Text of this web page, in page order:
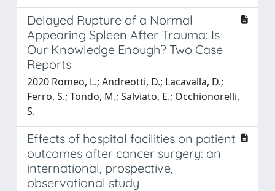
Delayed Rupture of a Normal
Appearing Spleen After Trauma: Is
Our Knowledge Enough? Two Case
Reports
2020 Romeo, L.; Andreotti, D.; Lacavalla, D.;
Ferro, S.; Tondo, M.; Salviato, E.; Occhionorelli,
S.
Effects of hospital facilities on patient
outcomes after cancer surgery: an
international, prospective,
observational study